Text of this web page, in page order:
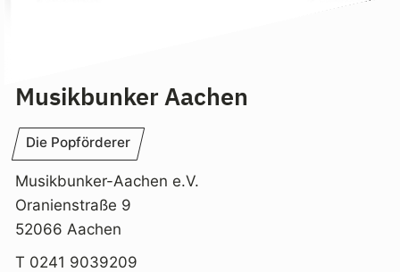
Musikbunker Aachen
Die Popförderer
Musikbunker-Aachen e.V.
Oranienstraße 9
52066 Aachen
T 0241 9039209